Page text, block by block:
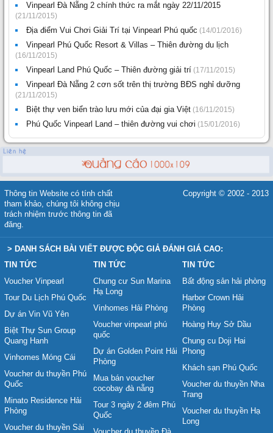
Vinpearl Đà Nẵng 2 chính thức ra mắt ngày 22/11/2015
(21/11/2015)
Địa điểm Vui Chơi Giải Trí tại Vinpearl Phú quốc (14/01/2016)
Vinpearl Phú Quốc Resort & Villas – Thiên đường du lịch
(16/11/2015)
Vinpearl Land Phú Quốc – Thiên đường giải trí (17/11/2015)
Vinpearl Đà Nẵng 2 cơn sốt trên thị trường BĐS nghỉ dưỡng
(21/11/2015)
Biệt thự ven biển trào lưu mới của đại gia Việt (16/11/2015)
Phú Quốc Vinpearl Land – thiên đường vui chơi (15/01/2016)
Thông tin Website có tính chất
tham khảo, chúng tôi không chịu
trách nhiệm trước thông tin đã
đăng.
Copyright © 2002 - 2013
> DANH SÁCH BÀI VIẾT ĐƯỢC ĐỘC GIẢ ĐÁNH GIÁ CAO:
TIN TỨC
Voucher Vinpearl
Tour Du Lịch Phú Quốc
Dự án Vin Vũ Yên
Biệt Thự Sun Group
Quang Hanh
Vinhomes Móng Cái
Voucher du thuyền Phú
Quốc
Minato Residence Hải
Phòng
Voucher du thuyền Sài
TIN TỨC
Chung cư Sun Marina
Hạ Long
Vinhomes Hải Phòng
Voucher vinpearl phú
quốc
Dự án Golden Point Hải
Phòng
Mua bán voucher
cocobay đà nẵng
Tour 3 ngày 2 đêm Phú
Quốc
TIN TỨC
Bất động sản hải phòng
Harbor Crown Hải
Phòng
Hoàng Huy Sở Dầu
Chung cu Doji Hai
Phong
Khách sạn Phú Quốc
Voucher du thuyền Nha
Trang
Voucher du thuyền Hạ
Long